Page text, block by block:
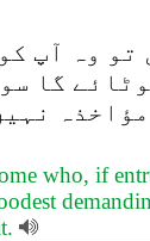
وہ آپ
گا
who, if